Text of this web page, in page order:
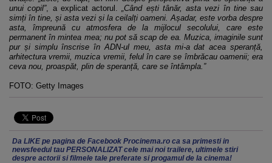
unui copil”, a explicat actorul.
„Când ești tânăr, asta vezi în tine sau
simți în tine, și asta vezi și la ceilalți oameni. Așadar, este vorba despre
asta, împreună cu atmosfera de la mijlocul secolului, care este
permanent în mintea mea; nu pot să scap de ea. Muzica, imaginile sunt
pur și simplu înscrise în ADN-ul meu, asta mi-a dat acea speranță,
arhitectura vremii, muzica vremii, felul în care se îmbrăcau oamenii; era
ceva nou, proaspăt, plin de speranță, care se întâmpla.”
FOTO: Getty Images
Da LIKE pe pagina de Facebook Procinema.ro ca sa primesti in
newsfeedul tau PERSONALIZAT cele mai noi trailere, ultimele stiri
despre actorii si filmele tale preferate si progamul de la cinema!